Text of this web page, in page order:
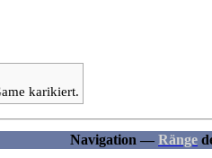
karikiert.
Navigation — Ränge